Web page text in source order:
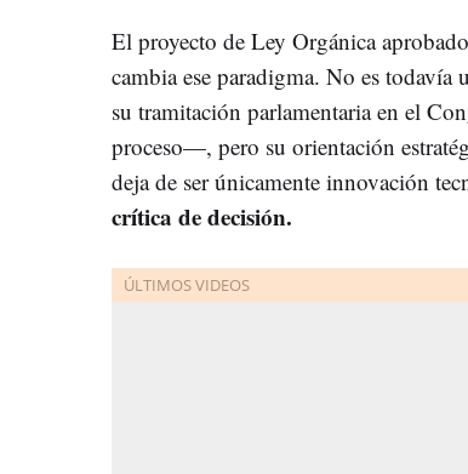
El proyecto de Ley Orgánica
cambia ese paradigma. No es
su tramitación parlamentaria en el
proceso—, pero su orientación
deja de ser únicamente innovación
crítica de decisión.